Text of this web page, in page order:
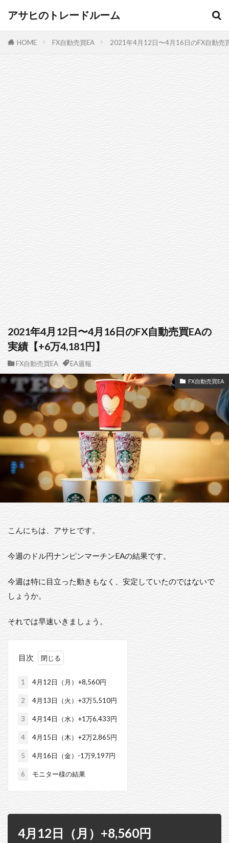
アサヒのトレードルーム
HOME FX自動売買EA 2021年4月12日〜4月16日のFX自動売
2021年4月12日〜4月16日のFX自動売買EAの
実績【+6万4,181円】
FX自動売買EA EA週報
FX自動売買EA
こんにちは、アサヒです。
今週のドル円ナンピンマーチンEAの結果です。
今週は特に目立った動きもなく、安定していたのではないで
しょうか。
それでは早速いきましょう。
目次
1 4月12日（月）+8,560円
2 4月13日（火）+3万5,510円
3 4月14日（水）+1万6,433円
4 4月15日（木）+2万2,865円
5 4月16日（金）-1万9,197円
6 モニター様の結果
4月12日（月）+8,560円